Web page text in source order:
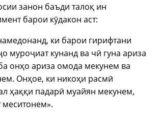
занон баъди талоқ ин
барои кӯдакон аст:
ки барои гирифтани
муроҷиат кунанд ва чӣ гуна ариза
онҳо ариза омода мекунем ва
Онҳое, ки никоҳи расмӣ
ҳаққи падарӣ муайян мекунем,
меситонем».